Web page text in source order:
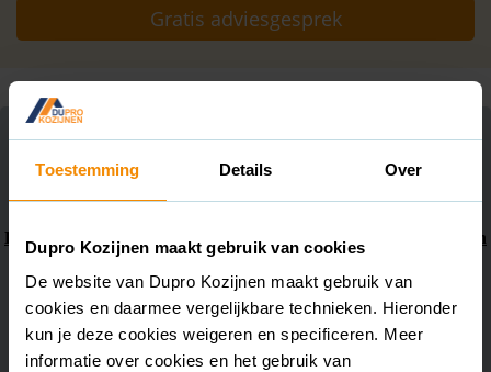
Toestemming Details Over
Dupro Kozijnen maakt gebruik van cookies
De website van Dupro Kozijnen maakt gebruik van
cookies en daarmee vergelijkbare technieken. Hieronder
kun je deze cookies weigeren en specificeren. Meer
informatie over cookies en het gebruik van
Gratis adviesgesprek
Onze projecten
Kunststof kozijnen in Zevenaar
Kunststof kozijnen in Nieuwegein
Kunststof kozijnen in DuivenKunststof kozijnen in Apeldoorn
Kunststof kozijnen in Zevenaar
Kunststof kozijnen voor bedrijfspand in Arnhem